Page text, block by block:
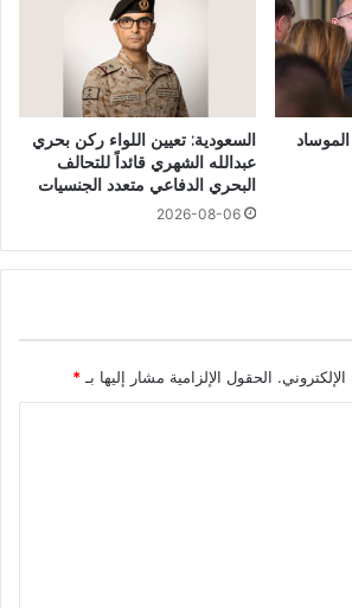
السعودية: تعيين اللواء ركن بحري
عبدالله الشهري قائداً للتحالف
البحري الدفاعي متعدد الجنسيات
2026-08-06
الحقول الإلزامية مشار إليها بـ *